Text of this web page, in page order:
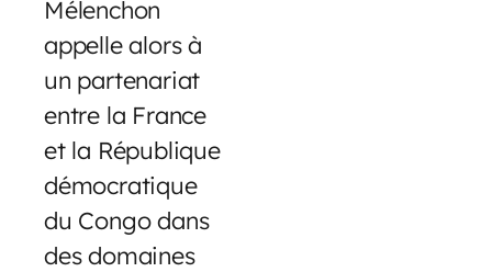
Mélenchon
appelle alors à
un partenariat
entre la France
et la République
démocratique
du Congo dans
des domaines